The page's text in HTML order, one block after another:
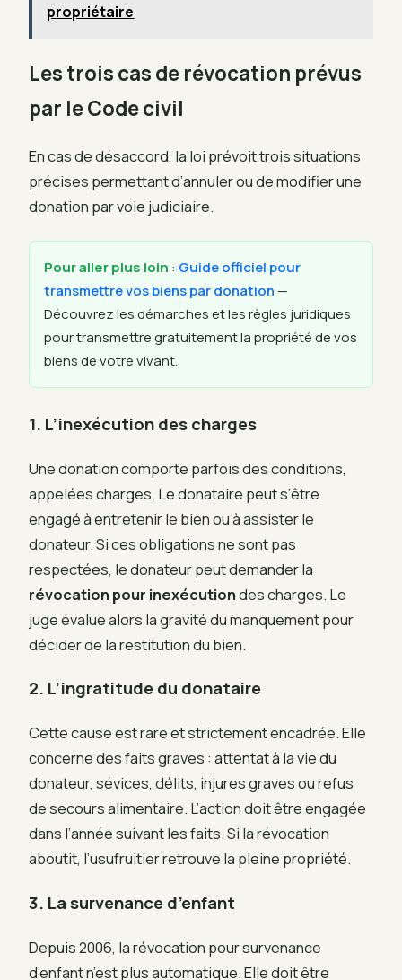
propriétaire
Les trois cas de révocation prévus
par le Code civil
En cas de désaccord, la loi prévoit trois situations
précises permettant d’annuler ou de modifier une
donation par voie judiciaire.
Pour aller plus loin : Guide officiel pour
transmettre vos biens par donation —
Découvrez les démarches et les règles juridiques
pour transmettre gratuitement la propriété de vos
biens de votre vivant.
1. L’inexécution des charges
Une donation comporte parfois des conditions,
appelées charges. Le donataire peut s’être
engagé à entretenir le bien ou à assister le
donateur. Si ces obligations ne sont pas
respectées, le donateur peut demander la
révocation pour inexécutiondes charges. Le
juge évalue alors la gravité du manquement pour
décider de la restitution du bien.
2. L’ingratitude du donataire
Cette cause est rare et strictement encadrée. Elle
concerne des faits graves : attentat à la vie du
donateur, sévices, délits, injures graves ou refus
de secours alimentaire. L’action doit être engagée
dans l’année suivant les faits. Si la révocation
aboutit, l’usufruitier retrouve la pleine propriété.
3. La survenance d’enfant
Depuis 2006, la révocation pour survenance
d’enfant n’est plus automatique. Elle doit être